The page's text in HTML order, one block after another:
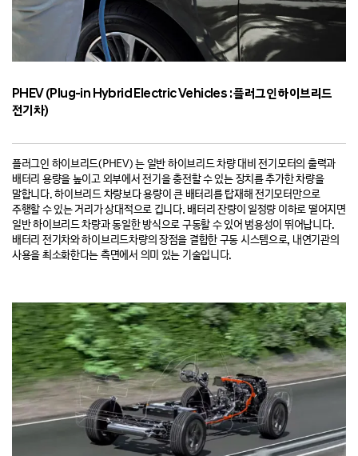
PHEV (Plug-in Hybrid Electric Vehicles : 플러그인 하이브리드
전기차)
플러그인 하이브리드(PHEV) 는 일반 하이브리드 차량 대비 전기모터의 출력과
배터리 용량을 높이고 외부에서 전기을 충전할 수 있는 장치를 추가한 차량을
말합니다. 하이브리드 차량보다 용량이 큰 배터리를 탑재해 전기모터만으로
주행할 수 있는 거리가 상대적으로 깁니다. 배터리 잔량이 일정량 이하로 떨어지면
일반 하이브리드 차량과 동일한 방식으로 구동할 수 있어 범용성이 뛰어납니다.
배터리 전기차와 하이브리드차량의 장점을 결합한 구동 시스템으로, 내연기관의
사용을 최소화한다는 측면에서 의미 있는 기술입니다.